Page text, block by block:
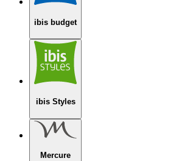
ibis budget
ibis Styles
Mercure